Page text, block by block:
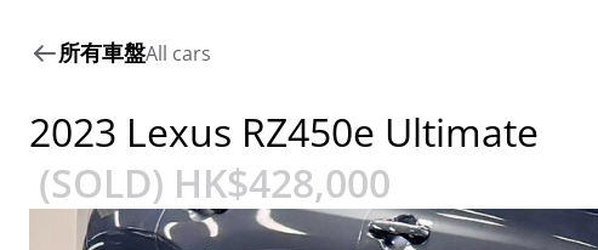
所有車盤All cars
2023 Lexus RZ450e Ultimate
(SOLD) HK$428,000